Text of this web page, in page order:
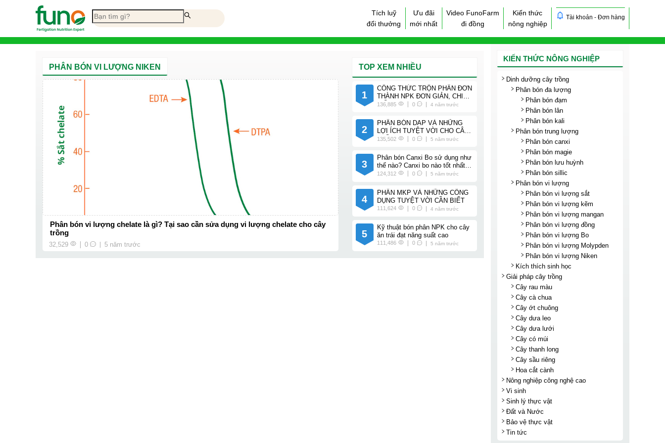
Tích luỹ
đổi thưởng
Ưu đãi
mới nhất
Video FunoFarm
đi đồng
Kiến thức
nông nghiệp
Tài khoản - Đơn hàng
PHÂN BÓN VI LƯỢNG NIKEN
Phân bón vi lượng chelate là gì? Tại sao cần sửa dụng vi lượng chelate cho cây
trồng
32,529 0 5 năm trước
TOP XEM NHIỀU
1
CÔNG THỨC TRỘN PHÂN ĐƠN
THÀNH NPK ĐƠN GIẢN, CHI
TIẾT
136,885 0 4 năm trước
2
PHÂN BÓN DAP VÀ NHỮNG
LỢI ÍCH TUYỆT VỜI CHO CÂY
TRỒNG
135,502 0 5 năm trước
3
Phân bón Canxi Bo sử dụng như
thế nào? Canxi bo nào tốt nhất
cho cây trồng của bạn?
124,312 0 5 năm trước
4
PHÂN MKP VÀ NHỮNG CÔNG
DỤNG TUYỆT VỜI CẦN BIẾT
111,624 0 4 năm trước
5
Kỹ thuật bón phân NPK cho cây
ăn trái đạt năng suất cao
111,486 0 5 năm trước
KIẾN THỨC NÔNG NGHIỆP
Dinh dưỡng cây trồng
Phân bón đa lượng
Phân bón đạm
Phân bón lân
Phân bón kali
Phân bón trung lượng
Phân bón canxi
Phân bón magie
Phân bón lưu huỳnh
Phân bón sillic
Phân bón vi lượng
Phân bón vi lượng sắt
Phân bón vi lượng kẽm
Phân bón vi lượng mangan
Phân bón vi lượng đồng
Phân bón vi lượng Bo
Phân bón vi lượng Molypden
Phân bón vi lượng Niken
Kích thích sinh học
Giải pháp cây trồng
Cây rau màu
Cây cà chua
Cây ớt chuông
Cây dưa leo
Cây dưa lưới
Cây có múi
Cây thanh long
Cây sầu riêng
Hoa cắt cành
Nông nghiệp công nghệ cao
Vi sinh
Sinh lý thực vật
Đất và Nước
Bảo vệ thực vật
Tin tức